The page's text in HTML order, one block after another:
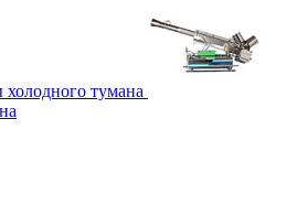
холодного тумана